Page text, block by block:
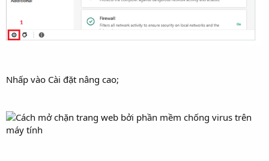
Nhấp vào Cài đặt nâng cao;